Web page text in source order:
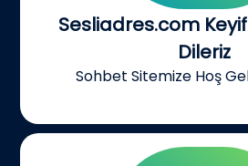
Sesliadres.com
Dileriz
Sohbet Sitemize Hoş